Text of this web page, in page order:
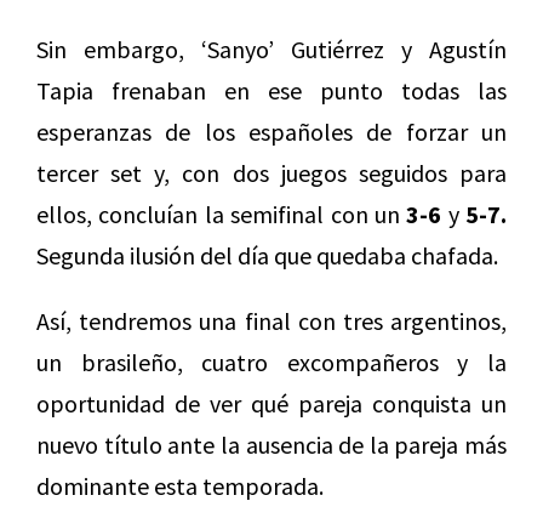
Sin embargo, ‘Sanyo’ Gutiérrez y Agustín
Tapia frenaban en ese punto todas las
esperanzas de los españoles de forzar un
tercer set y, con dos juegos seguidos para
ellos, concluían la semifinal con un3-6 y 5-7.
Segunda ilusión del día que quedaba chafada.
Así, tendremos una final con tres argentinos,
un brasileño, cuatro excompañeros y la
oportunidad de ver qué pareja conquista un
nuevo título ante la ausencia de la pareja más
dominante esta temporada.